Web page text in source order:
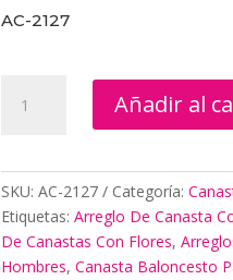
AC-2127
Para
Embarazadas
Añadir al
SKU: AC-2127 Categoría:
Etiquetas: Arreglo De Canasta
De Canastas Con Flores,
Hombres, Canasta Baloncesto